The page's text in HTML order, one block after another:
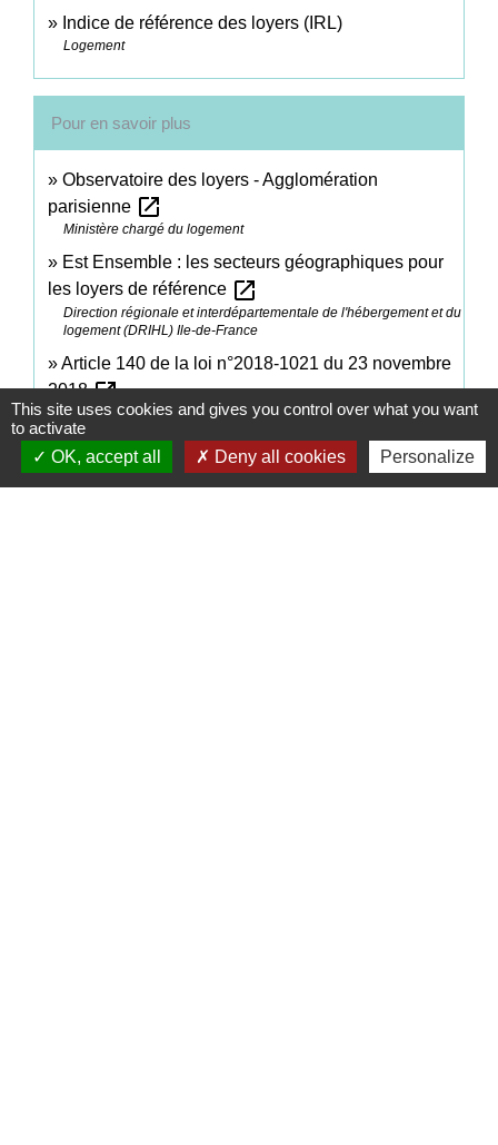
Indice de référence des loyers (IRL)
Logement
Pour en savoir plus
Observatoire des loyers - Agglomération
parisienne open_in_new
Ministère chargé du logement
Est Ensemble : les secteurs géographiques pour
les loyers de référence open_in_new
Direction régionale et interdépartementale de l'hébergement et du
logement (DRIHL) Ile-de-France
Article 140 de la loi n°2018-1021 du 23 novembre
2018open_in_new
Legifrance
Tout savoir sur l'encadrement des loyers sur le
territoire d'Est Ensembleopen_in_new
This site uses cookies and gives you control over what you want
to activate
OK, accept all
Deny all cookies Personalize